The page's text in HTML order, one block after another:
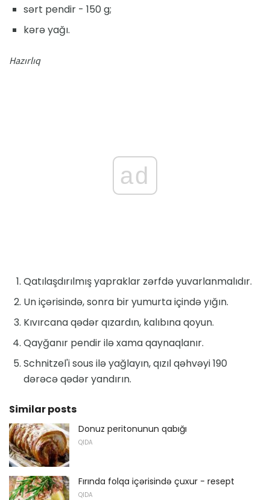
sərt pendir - 150 g;
kərə yağı.
Hazırlıq
ad
Qatılaşdırılmış yapraklar zərfdə yuvarlanmalıdır.
Un içərisində, sonra bir yumurta içində yığın.
Kıvırcana qədər qızardın, kalıbına qoyun.
Qayğanır pendir ilə xama qaynaqlanır.
Schnitzel'i sous ilə yağlayın, qızıl qəhvəyi 190
dərəcə qədər yandırın.
Similar posts
Donuz peritonunun qabığı
QIDA
Fırında folqa içərisində çuxur - resept
QIDA